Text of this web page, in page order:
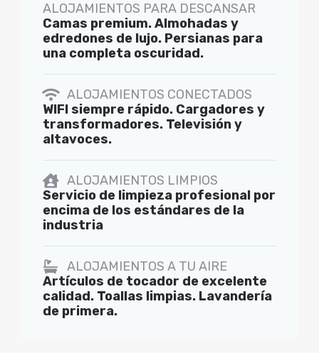
ALOJAMIENTOS PARA DESCANSAR
Camas premium. Almohadas y
edredones de lujo. Persianas para
una completa oscuridad.
ALOJAMIENTOS CONECTADOS
WIFI siempre rápido. Cargadores y
transformadores. Televisión y
altavoces.
ALOJAMIENTOS LIMPIOS
Servicio de limpieza profesional por
encima de los estándares de la
industria
ALOJAMIENTOS A TU AIRE
Artículos de tocador de excelente
calidad. Toallas limpias. Lavandería
de primera.